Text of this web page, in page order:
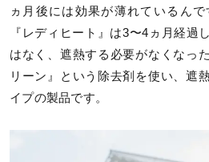
ヵ月後には効果が薄れているんで
『レディヒート』は3〜4ヵ月経過
はなく、遮熱する必要がなくなっ
リーン』という除去剤を使い、遮
イプの製品です。